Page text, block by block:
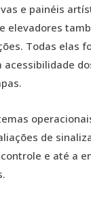
e painéis
elevadores
Todas elas
de
e até a